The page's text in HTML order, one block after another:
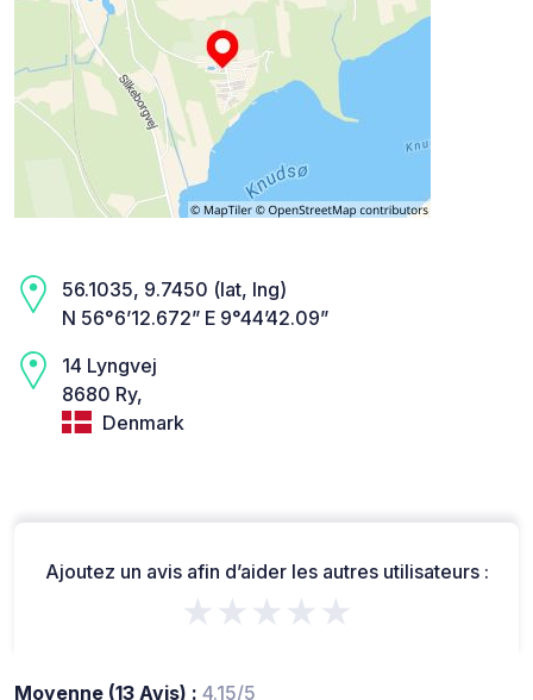
56.1035, 9.7450 (lat, lng)
N 56°6’12.672” E 9°44’42.09”
14 Lyngvej
8680 Ry,
Denmark
Ajoutez un avis afin d’aider les autres utilisateurs :
★★★★★
Moyenne (13 Avis) : 4.15/5